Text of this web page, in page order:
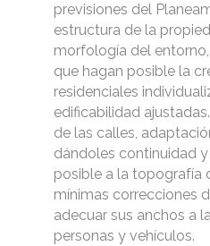
previsiones del
estructura de la
morfología del
que hagan posible la
residenciales
edificabilidad
de las calles,
dándoles continuidad
posible a la topografía
mínimas correcciones
adecuar sus anchos a
personas y vehículos.